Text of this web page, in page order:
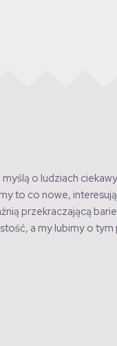
o ludziach
to co nowe,
przekraczającą
a my lubimy o tym